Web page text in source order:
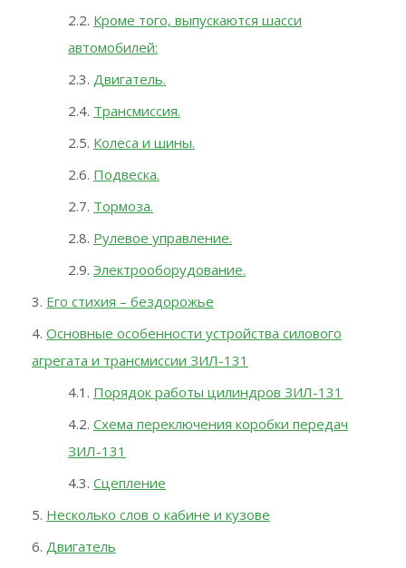
Кроме того, выпускаются шасси
автомобилей:
Двигатель.
Трансмиссия.
Колеса и шины.
Подвеска.
Тормоза.
Рулевое управление.
Электрооборудование.
Его стихия – бездорожье
Основные особенности устройства силового
агрегата и трансмиссии ЗИЛ-131
Порядок работы цилиндров ЗИЛ-131
Схема переключения коробки передач
ЗИЛ-131
Сцепление
Несколько слов о кабине и кузове
Двигатель